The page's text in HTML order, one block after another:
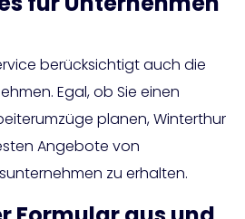
berücksichtigt auch die
Egal, ob Sie einen
planen, Winterthur
Angebote von
zu erhalten.